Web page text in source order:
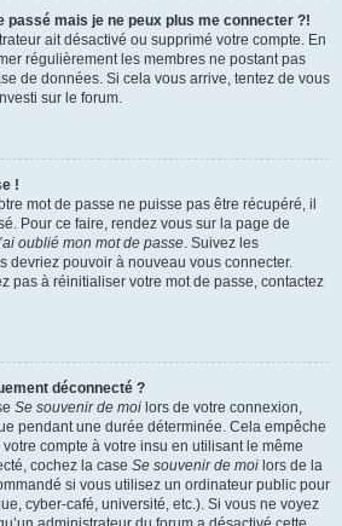
passé mais je ne peux plus me connecter ?!
ait désactivé ou supprimé votre compte. En
régulièrement les membres ne postant pas
de données. Si cela vous arrive, tentez de vous
sur le forum.
!
mot de passe ne puisse pas être récupéré, il
Pour ce faire, rendez vous sur la page de
oublié mon mot de passe. Suivez les
devriez pouvoir à nouveau vous connecter.
pas à réinitialiser votre mot de passe, contactez
déconnecté ?
Se souvenir de moi lors de votre connexion,
pendant une durée déterminée. Cela empêche
compte à votre insu en utilisant le même
cochez la case Se souvenir de moi lors de la
si vous utilisez un ordinateur public pour
cyber-café, université, etc.). Si vous ne voyez